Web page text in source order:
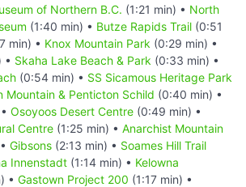
of Northern B.C. (1:21 min) • North
(1:40 min) • Butze Rapids Trail (0:51
min) • Knox Mountain Park (0:29 min) •
• Skaha Lake Beach & Park (0:33 min) •
(0:54 min) • SS Sicamous Heritage Park
Mountain & Penticton Schild (0:40 min) •
Osoyoos Desert Centre (0:49 min) •
Centre (1:25 min) • Anarchist Mountain
Gibsons (2:13 min) • Soames Hill Trail
Innenstadt (1:14 min) • Kelowna
• Gastown Project 200 (1:17 min) •